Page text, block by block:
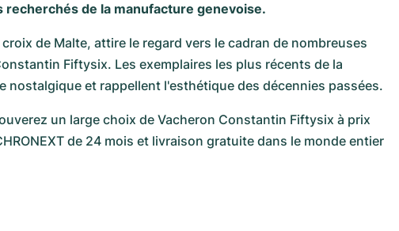
de la manufacture genevoise.
de Malte, attire le regard vers le cadran de nombreuses
Fiftysix. Les exemplaires les plus récents de la
nostalgique et rappellent l'esthétique des décennies passées.
un large choix de Vacheron Constantin Fiftysix à prix
de 24 mois et livraison gratuite dans le monde entier